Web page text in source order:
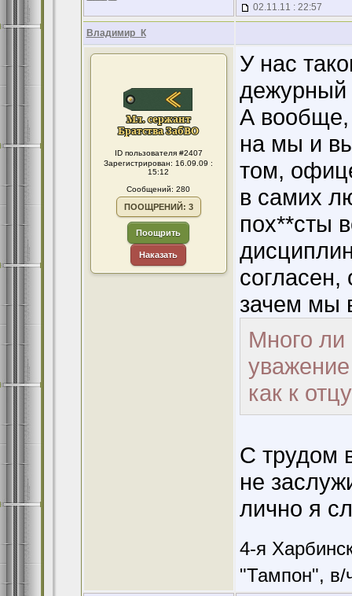
02.11.11 : 22:57
Владимир_К
ID пользователя #2407
Зарегистрирован: 16.09.09 :
15:12
Сообщений: 280
ПООЩРЕНИЙ: 3
Поощрить
Наказать
У нас
дежурный
А вообще,
на мы и
том,
в самих
пох**сты
согласен,
зачем мы
Много
как к
С трудом
не
лично я
4-я
"Тампон",